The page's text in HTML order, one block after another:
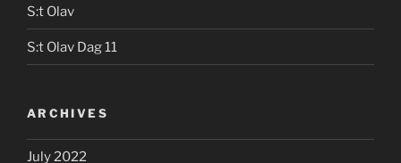
S:t Olav
S:t Olav Dag 11
ARCHIVES
July 2022